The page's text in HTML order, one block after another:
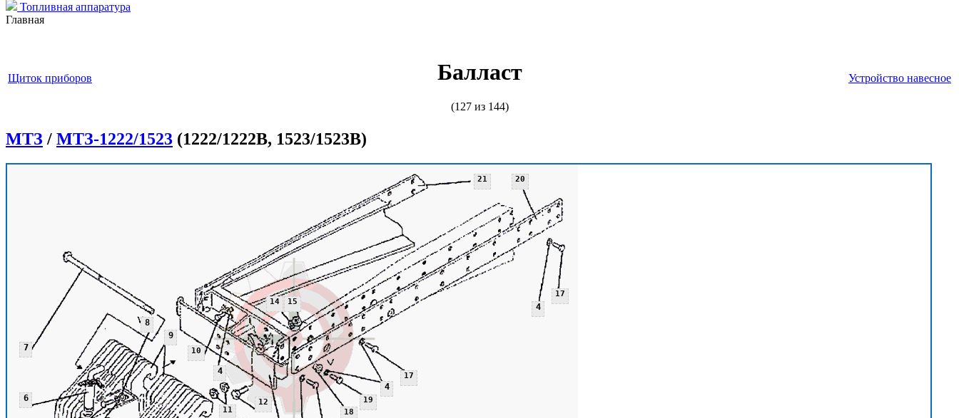
Топливная аппаратура
Главная
Щиток приборов Балласт
(127 из 144)
Устройство навесное
МТЗ / МТЗ-1222/1523 (1222/1222В, 1523/1523В)
4
4
4
6
7
8
9
10
11
12
14 15
17
17
18
19
20
21